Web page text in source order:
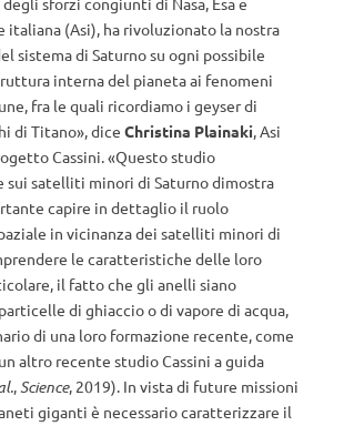
italiana (Asi), ha rivoluzionato la nostra
sistema di Saturno su ogni possibile
interna del pianeta ai fenomeni
fra le quali ricordiamo i geyser di
di Titano», dice Christina Plainaki, Asi
Cassini. «Questo studio
sui satelliti minori di Saturno dimostra
capire in dettaglio il ruolo
in vicinanza dei satelliti minori di
le caratteristiche delle loro
il fatto che gli anelli siano
di ghiaccio o di vapore di acqua,
di una loro formazione recente, come
altro recente studio Cassini a guida
,Science, 2019). In vista di future missioni
giganti è necessario caratterizzare il